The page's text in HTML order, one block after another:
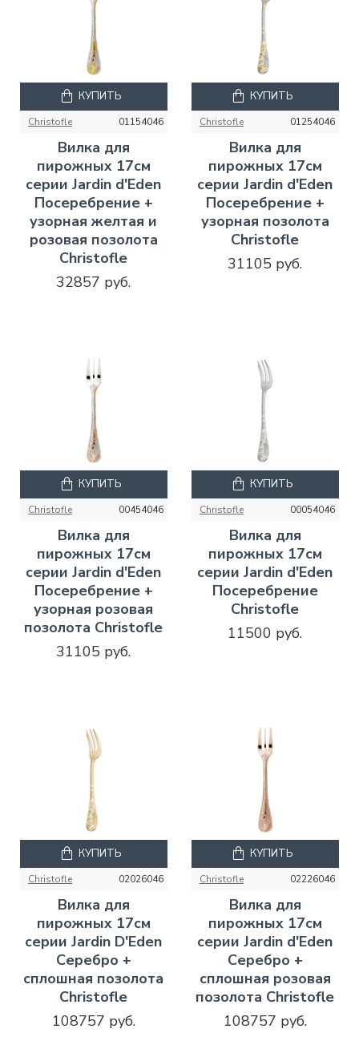
Christofle 01154046
Вилка для
пирожных 17см
серии Jardin d'Eden
Посеребрение +
узорная желтая и
розовая позолота
Christofle
32857 руб.
КУПИТЬ
Christofle 01254046
Вилка для
пирожных 17см
серии Jardin d'Eden
Посеребрение +
узорная позолота
Christofle
31105 руб.
КУПИТЬ
Christofle 00454046
Вилка для
пирожных 17см
серии Jardin d'Eden
Посеребрение +
узорная розовая
позолота Christofle
31105 руб.
КУПИТЬ
Christofle 00054046
Вилка для
пирожных 17см
серии Jardin d'Eden
Посеребрение
Christofle
11500 руб.
КУПИТЬ
Christofle 02026046
Вилка для
пирожных 17см
серии Jardin D'Eden
Серебро +
сплошная позолота
Christofle
108757 руб.
КУПИТЬ
Christofle 02226046
Вилка для
пирожных 17см
серии Jardin d'Eden
Серебро +
сплошная розовая
позолота Christofle
108757 руб.
КУПИТЬ